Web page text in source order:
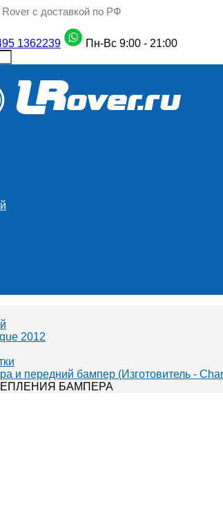
Rover с доставкой по РФ
1362239 Пн-Вс 9:00 - 21:00
2012
и передний бампер (Изготовитель -
БАМПЕРА